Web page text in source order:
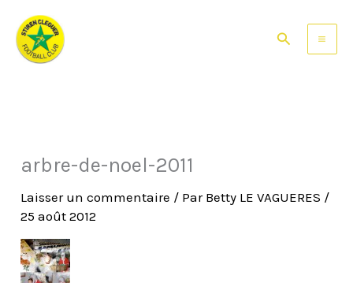
contenu
Rechercher
arbre-de-noel-2011
Laisser un commentaire / Par Betty LE VAGUERES /
25 août 2012